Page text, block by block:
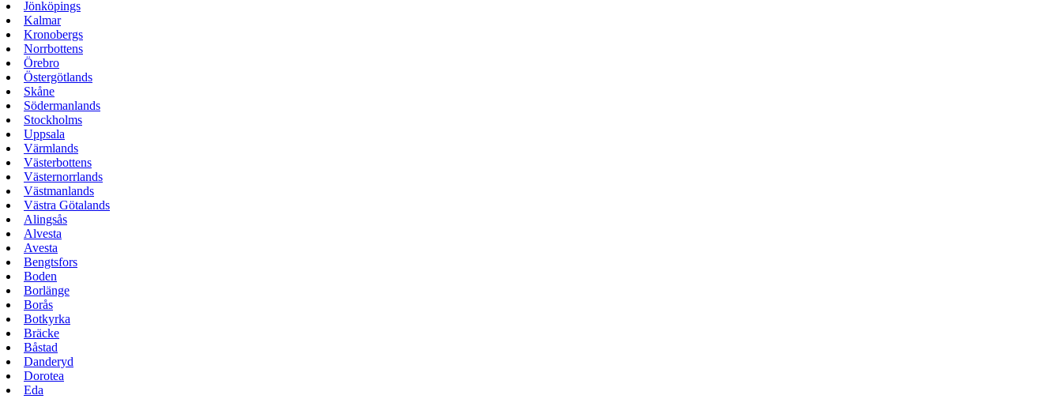
Jönköpings
Kalmar
Kronobergs
Norrbottens
Örebro
Östergötlands
Skåne
Södermanlands
Stockholms
Uppsala
Värmlands
Västerbottens
Västernorrlands
Västmanlands
Västra Götalands
Alingsås
Alvesta
Avesta
Bengtsfors
Boden
Borlänge
Borås
Botkyrka
Bräcke
Båstad
Danderyd
Dorotea
Eda